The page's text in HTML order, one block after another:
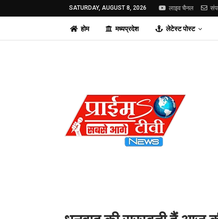
SATURDAY, AUGUST 8, 2026 लाइव चैनल
होम मध्यप्रदेश लेटेस्ट पोस्ट